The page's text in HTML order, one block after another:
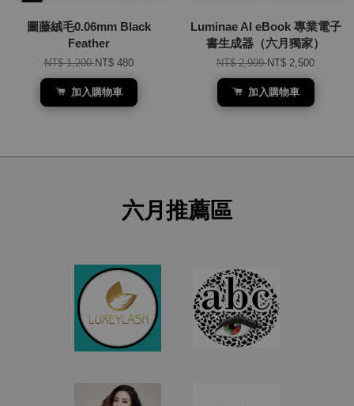
圖藤絨毛0.06mm Black
Feather
NT$ 1,200NT$ 480
加入購物車
Luminae AI eBook 專業電子
書生成器（六月獨家）
NT$ 2,999NT$ 2,500
加入購物車
六月推薦區